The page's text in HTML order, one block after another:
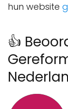
hun website
👍